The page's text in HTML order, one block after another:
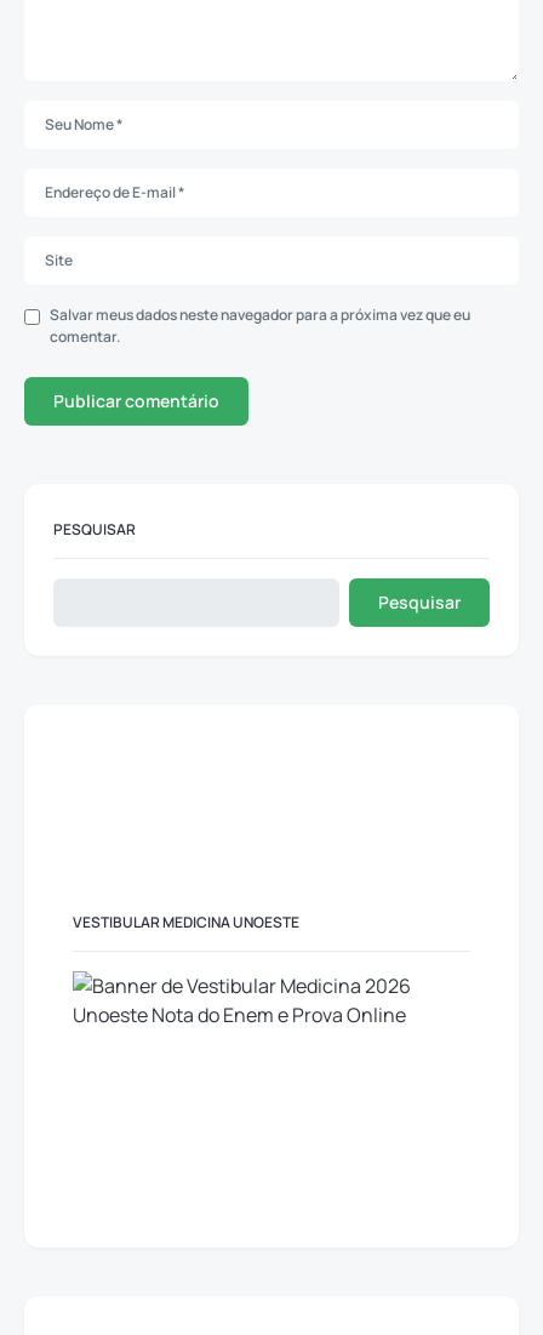
Salvar meus dados neste navegador para a próxima vez que eu
comentar.
PESQUISAR
Pesquisar
VESTIBULAR MEDICINA UNOESTE